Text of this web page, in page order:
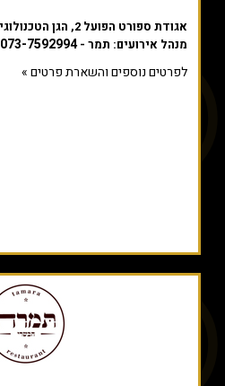
אגודת ספורט הפועל 2, הגן הטכנולוגי, מלחה, ירושלים
מנהל אירועים: תמר -073-7592994
לפרטים נוספים והשארת פרטים »